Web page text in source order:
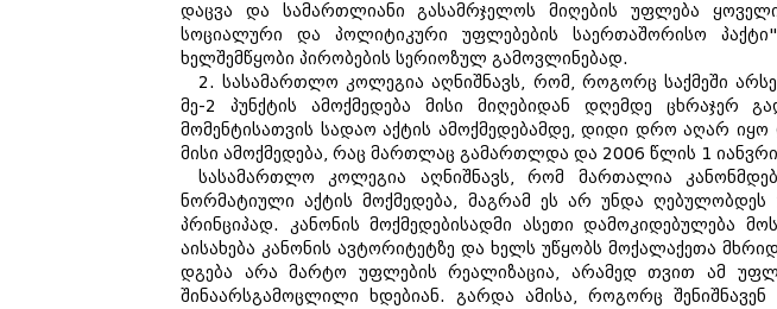
დაცვა და სამართლიანი გასამრჯელოს მიღების უფლება
სოციალური და პოლიტიკური უფლებების საერთაშორისო
ხელშემწყობი პირობების სერიოზულ გამოვლინებად.
2. სასამართლო კოლეგია აღნიშნავს, რომ, როგორც საქმეში
მე-2 პუნქტის ამოქმედება მისი მიღებიდან დღემდე ცხრაჯერ
მომენტისათვის სადაო აქტის ამოქმედებამდე, დიდი დრო აღარ
მისი ამოქმედება, რაც მართლაც გამართლდა და 2006 წლის 1
სასამართლო კოლეგია აღნიშნავს, რომ მართალია
ნორმატიული აქტის მოქმედება, მაგრამ ეს არ უნდა
პრინციპად. კანონის მოქმედებისადმი ასეთი დამოკიდებულება
აისახება კანონის ავტორიტეტზე და ხელს უწყობს მოქალაქეთა
დგება არა მარტო უფლების რეალიზაცია, არამედ თვით ამ
შინაარსგამოცლილი ხდებიან. გარდა ამისა, როგორც